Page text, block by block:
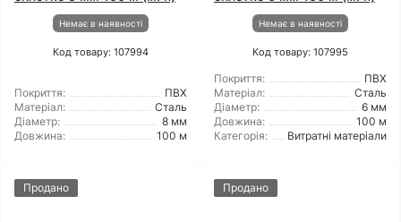
Немає в наявності
Код товару: 107994
Покриття:
ПВХ
Матеріал:
Сталь
Діаметр:
8 мм
Довжина:
100 м
Немає в наявності
Код товару: 107995
Покриття:
ПВХ
Матеріал:
Сталь
Діаметр:
6 мм
Довжина:
100 м
Категорія:
Витратні матеріали
Продано Продано